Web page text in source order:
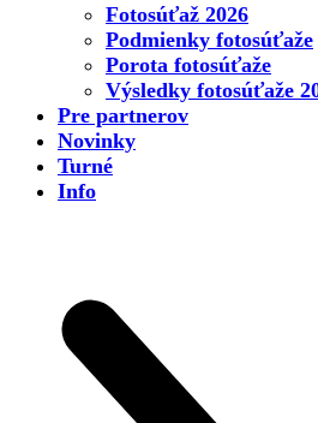
Fotosúťaž 2026
Podmienky fotosúťaže
Porota fotosúťaže
Výsledky fotosúťaže
Pre partnerov
Novinky
Turné
Info